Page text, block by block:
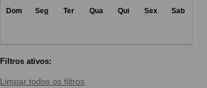
Dom Seg Ter Qua Qui Sex Sab
Filtros ativos:
Limpar todos os filtros